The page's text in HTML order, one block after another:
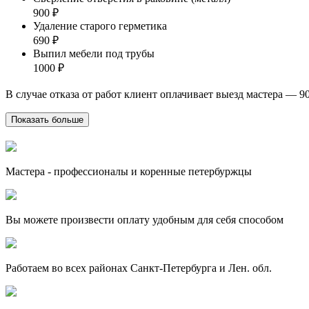
900 ₽
Удаление старого герметика
690 ₽
Выпил мебели под трубы
1000 ₽
В случае отказа от работ клиент оплачивает выезд мастера —
Показать больше
Мастера - профессионалы и коренные петербуржцы
Вы можете произвести оплату удобным для себя способом
Работаем во всех районах Санкт-Петербурга и Лен. обл.